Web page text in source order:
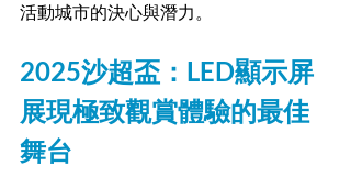
活動城市的決心與潛力。
2025沙超盃：LED顯示屏
展現極致觀賞體驗的最佳
舞台